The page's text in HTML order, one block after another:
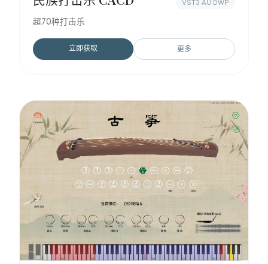
VST3 AU DWP
超70种打击乐
立即获取 更多